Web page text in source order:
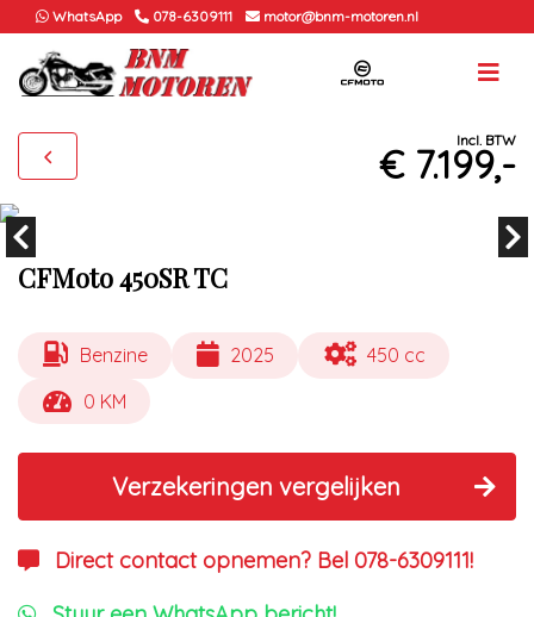
WhatsApp 078-6309111 motor@bnm-motoren.nl
Incl. BTW
€ 7.199,-
CFMoto 450SR TC
Benzine 2025
450 cc
0 KM
Verzekeringen vergelijken
Direct contact opnemen? Bel 078-6309111!